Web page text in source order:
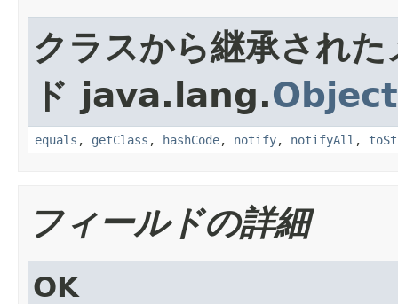
クラスから継承された
ド java.lang.Object
equals , getClass , hashCode, notify, notifyAll ,
フィールドの詳細
OK